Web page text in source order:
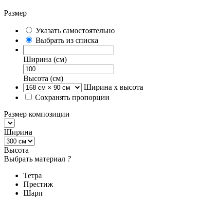
Размер
Указать самостоятельно
Выбрать из списка
Ширина (см)
Высота (см)
Ширина х высота
Сохранять пропорции
Размер композиции
Ширина
Высота
Выбрать материал ?
Тетра
Престиж
Шарп